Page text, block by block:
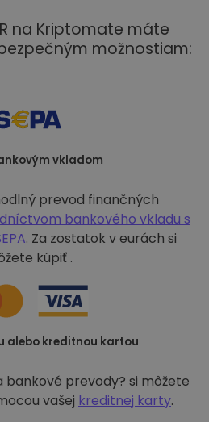
na Kriptomate máte
možnostiam:
vkladom
prevod finančných
bankového vkladu s
. Za zostatok v eurách si
kúpiť .
alebo kreditnou kartou
prevody? si môžete
vašej kreditnej karty.